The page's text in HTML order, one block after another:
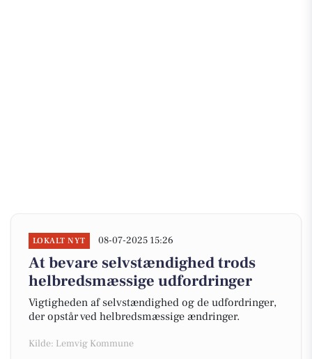
LOKALT NYT 08-07-2025 15:26
At bevare selvstændighed trods
helbredsmæssige udfordringer
Vigtigheden af selvstændighed og de udfordringer,
der opstår ved helbredsmæssige ændringer.
Kilde: Lemvig Kommune